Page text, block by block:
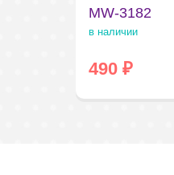
MW-3182
в наличии
490₽